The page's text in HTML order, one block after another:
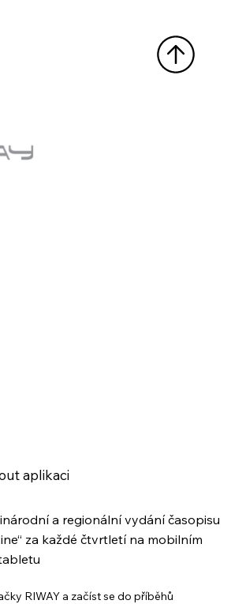
aplikaci
a regionální vydání časopisu
za každé čtvrtletí na mobilním
RIWAY a začíst se do příběhů